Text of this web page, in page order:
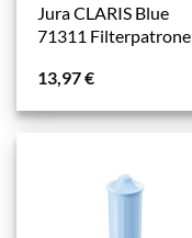
Jura CLARIS Blue
71311 Filterpatrone
13,97€